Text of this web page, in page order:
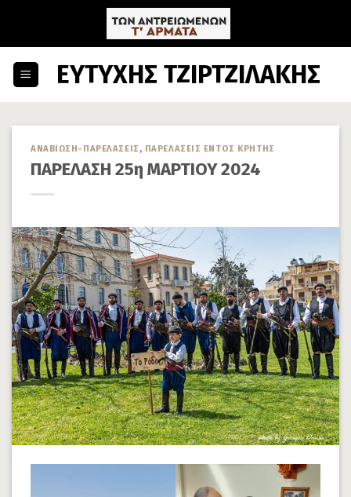
content
ΕΥΤΥΧΗΣ ΤΖΙΡΤΖΙΛΑΚΗΣ
ΑΝΑΒΙΩΣΗ-ΠΑΡΕΛΑΣΕΙΣ , ΠΑΡΕΛΑΣΕΙΣ ΕΝΤΟΣ ΚΡΗΤΗΣ
ΠΑΡΕΛΑΣΗ 25η ΜΑΡΤΙΟΥ 2024